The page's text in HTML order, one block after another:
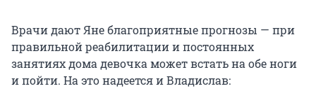
Врачи дают Яне благоприятные прогнозы — при
правильной реабилитации и постоянных
занятиях дома девочка может встать на обе ноги
и пойти. На это надеется и Владислав: